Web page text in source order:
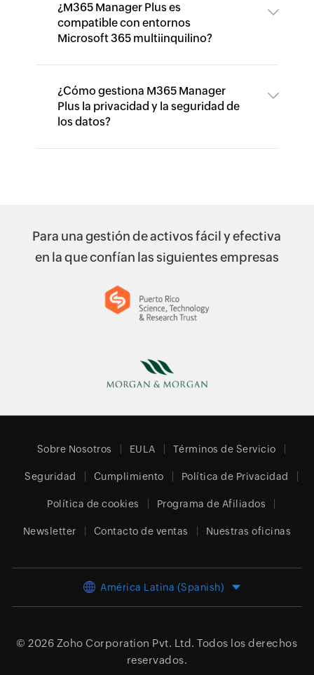
¿M365 Manager Plus es
compatible con entornos
Microsoft 365 multiinquilino?
¿Cómo gestiona M365 Manager
Plus la privacidad y la seguridad de
los datos?
Para una gestión de activos fácil y efectiva
en la que confían las siguientes empresas
Sobre Nosotros EULA Términos de Servicio
Seguridad Cumplimiento Política de Privacidad
Política de cookies Programa de Afiliados
Newsletter Contacto de ventas Nuestras oficinas
América Latina (Spanish)
© 2026 Zoho Corporation Pvt. Ltd. Todos los derechos
reservados.